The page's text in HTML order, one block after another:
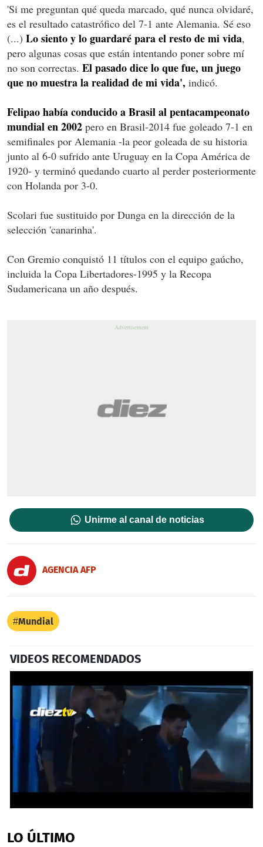
'Si me preguntan qué queda marcado, qué nunca olvidaré,
es el resultado catastrófico del 7-1 ante Alemania. Sé eso
(...) Lo siento y lo guardaré para el resto de mi vida,
pero algunas cosas que están intentando poner sobre mí
no son correctas. El pasado dice lo que fue, un juego
que no muestra la realidad de mi vida', indicó.
Felipao había conducido a Brasil al pentacampeonato
mundial en 2002 pero en Brasil-2014 fue goleado 7-1 en
semifinales por Alemania -la peor goleada de su historia
junto al 6-0 sufrido ante Uruguay en la Copa América de
1920- y terminó quedando cuarto al perder posteriormente
con Holanda por 3-0.
Scolari fue sustituido por Dunga en la dirección de la
selección 'canarinha'.
Con Gremio conquistó 11 títulos con el equipo gaúcho,
incluida la Copa Libertadores-1995 y la Recopa
Sudamericana un año después.
Unirme al canal de noticias
AGENCIA AFP
Mundial
VIDEOS RECOMENDADOS
of
2
LO ÚLTIMO